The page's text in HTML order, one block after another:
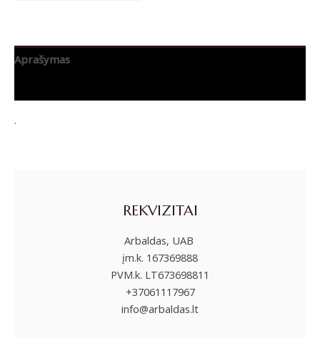
Aprašymas
.
REKVIZITAI
Arbaldas, UAB
įm.k. 167369888
PVM.k. LT673698811
+37061117967
info@arbaldas.lt